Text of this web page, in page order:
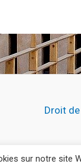
Droit de
sur notre site